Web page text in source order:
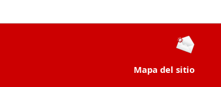
Mapa del sitio